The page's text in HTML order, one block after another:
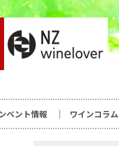
ベント情報 ワインコラム